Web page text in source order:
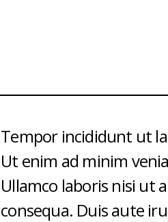
Tempor incididunt ut
Ut enim ad minim
Ullamco laboris nisi ut
consequa. Duis aute